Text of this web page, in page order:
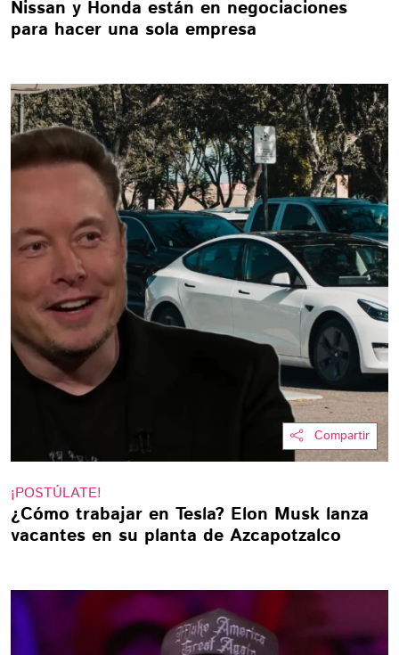
Nissan y Honda están en negociaciones
para hacer una sola empresa
Compartir
¡POSTÚLATE!
¿Cómo trabajar en Tesla? Elon Musk lanza
vacantes en su planta de Azcapotzalco